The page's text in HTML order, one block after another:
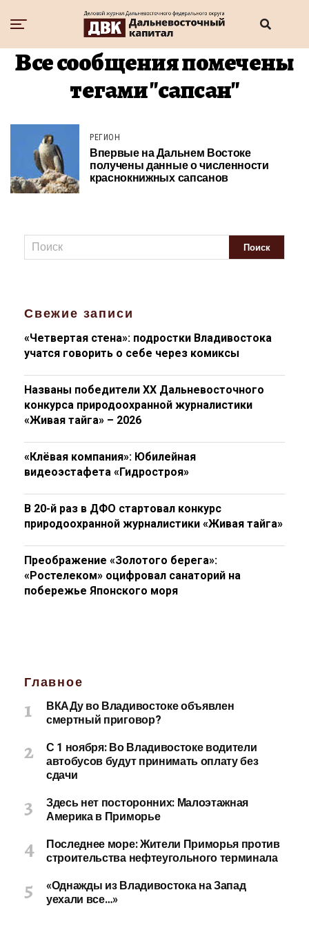
Все сообщения помечены
тегами "сапсан"
РЕГИОН
Впервые на Дальнем Востоке
получены данные о численности
краснокнижных сапсанов
Свежие записи
«Четвертая стена»: подростки Владивостока
учатся говорить о себе через комиксы
Названы победители XX Дальневосточного
конкурса природоохранной журналистики
«Живая тайга» – 2026
«Клёвая компания»: Юбилейная
видеоэстафета «Гидростроя»
В 20-й раз в ДФО стартовал конкурс
природоохранной журналистики «Живая тайга»
Преображение «Золотого берега»:
«Ростелеком» оцифровал санаторий на
побережье Японского моря
Главное
ВКАДу во Владивостоке объявлен
смертный приговор?
С 1 ноября: Во Владивостоке водители
автобусов будут принимать оплату без
сдачи
Здесь нет посторонних: Малоэтажная
Америка в Приморье
Последнее море: Жители Приморья против
строительства нефтеугольного терминала
«Однажды из Владивостока на Запад
уехали все…»